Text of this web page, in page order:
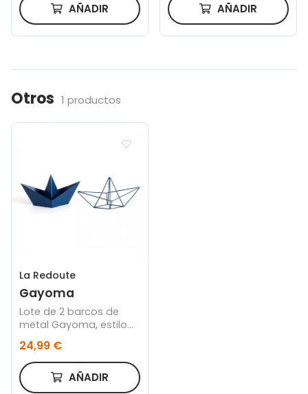
AÑADIR AÑADIR
Otros 1 productos
La Redoute
Gayoma
Lote de 2 barcos de
metal Gayoma, estilo
24,99 €
AÑADIR